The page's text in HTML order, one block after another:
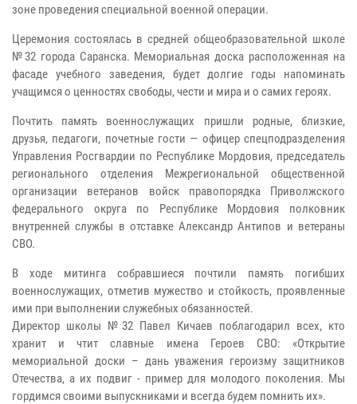
зоне проведения специальной военной операции.
Церемония состоялась в средней общеобразовательной школе
№32 города Саранска. Мемориальная доска расположенная на
фасаде учебного заведения, будет долгие годы напоминать
учащимся о ценностях свободы, чести и мира и о самих героях.
Почтить память военнослужащих пришли родные, близкие,
друзья, педагоги, почетные гости — офицер спецподразделения
Управления Росгвардии по Республике Мордовия, председатель
регионального отделения Межрегиональной общественной
организации ветеранов войск правопорядка Приволжского
федерального округа по Республике Мордовия полковник
внутренней службы в отставке Александр Антипов и ветераны
СВО.
В ходе митинга собравшиеся почтили память погибших
военнослужащих, отметив мужество и стойкость, проявленные
ими при выполнении служебных обязанностей.
Директор школы №32 Павел Кичаев поблагодарил всех, кто
хранит и чтит славные имена Героев СВО: «Открытие
мемориальной доски – дань уважения героизму защитников
Отечества, а их подвиг - пример для молодого поколения. Мы
гордимся своими выпускниками и всегда будем помнить их».